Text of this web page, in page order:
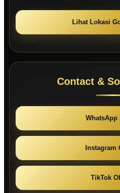
Lihat Lokasi
Contact &
WhatsApp
Instagram
TikTok